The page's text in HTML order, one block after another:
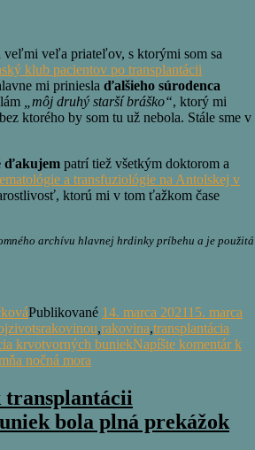
veľmi veľa priateľov, s ktorými som sa
klub pacientov po transplantácii
mi priniesla ďalšieho súrodenca
„môj druhý starší bráško“, ktorý mi
ktorého by som tu už nebola. Stále sme v
ďakujem patrí tiež všetkým doktorom a
a transfuziológie na Antolskej v
ktorú mi v tom ťažkom čase
archívu hlavnej hrdinky príbehu a je použitá
Publikované 14. marca 202115. marca
,rakovina,transplantácia
krvotvorných buniekNapíšte komentár k
nočná mora
transplantácii
bola plná prekážok